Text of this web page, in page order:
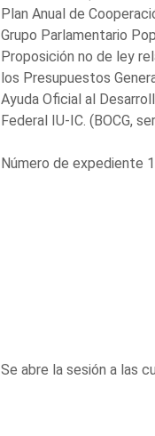
Plan Anual de
Grupo Parlamentario
Proposición no de ley
los Presupuestos
Ayuda Oficial al
Federal IU-IC. (BOCG,
Número de expediente
Se abre la sesión a las